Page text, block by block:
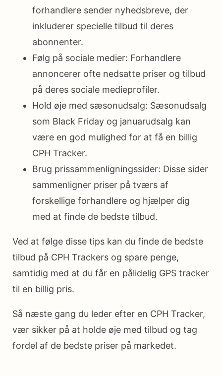
forhandlere sender nyhedsbreve, der
inkluderer specielle tilbud til deres
abonnenter.
Følg på sociale medier: Forhandlere
annoncerer ofte nedsatte priser og tilbud
på deres sociale medieprofiler.
Hold øje med sæsonudsalg: Sæsonudsalg
som Black Friday og januarudsalg kan
være en god mulighed for at få en billig
CPH Tracker.
Brug prissammenligningssider: Disse sider
sammenligner priser på tværs af
forskellige forhandlere og hjælper dig
med at finde de bedste tilbud.
Ved at følge disse tips kan du finde de bedste
tilbud på CPH Trackers og spare penge,
samtidig med at du får en pålidelig GPS tracker
til en billig pris.
Så næste gang du leder efter en CPH Tracker,
vær sikker på at holde øje med tilbud og tag
fordel af de bedste priser på markedet.